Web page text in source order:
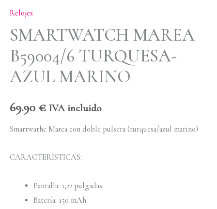
Relojes
SMARTWATCH MAREA
B59004/6 TURQUESA-
AZUL MARINO
69.90 € IVA incluido
Smartwathc Marea con doble pulsera (turquesa/azul marino)
CARACTERISTICAS:
Pantalla: 1,22 pulgadas
Batería: 150 mAh